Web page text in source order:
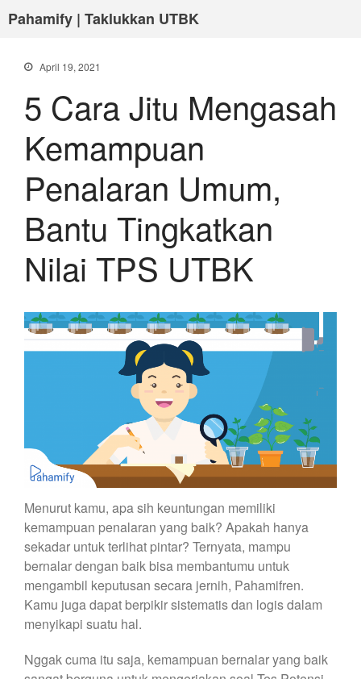
Pahamify | Taklukkan UTBK
April 19, 2021
5 Cara Jitu Mengasah
Kemampuan
Penalaran Umum,
Bantu Tingkatkan
Nilai TPS UTBK
Menurut kamu, apa sih keuntungan memiliki
kemampuan penalaran yang baik? Apakah hanya
sekadar untuk terlihat pintar? Ternyata, mampu
bernalar dengan baik bisa membantumu untuk
mengambil keputusan secara jernih, Pahamifren.
Kamu juga dapat berpikir sistematis dan logis dalam
menyikapi suatu hal.
Nggak cuma itu saja, kemampuan bernalar yang baik